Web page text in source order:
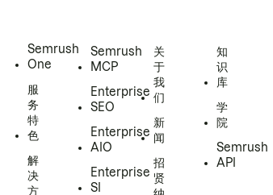
Semrush
One
服
务
特
色
解
决
方
Semrush
MCP
Enterprise
SEO
Enterprise
AIO
Enterprise
SI
关
于
我
们
新
闻
招
贤
知
识
库
学
院
Semrush
API